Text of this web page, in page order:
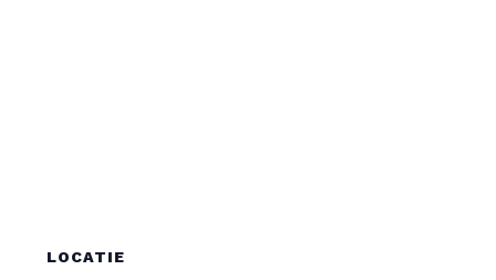
LOCATIE